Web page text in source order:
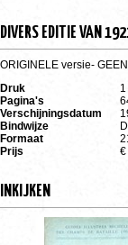
DIVERS EDITIE VAN
ORIGINELE versie-
Druk
1
Pagina's
Verschijningsdatum
Bindwijze
Formaat
Prijs
€
INKIJKEN